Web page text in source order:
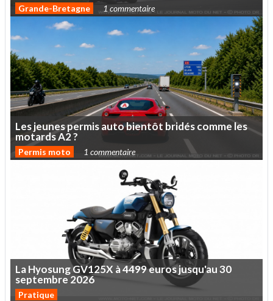
Grande-Bretagne 1 commentaire
Lesjeunespermisautobientôt bridéscommeles
motardsA2?
Permis moto 1 commentaire
LaHyosungGV125X à4499eurosjusqu'au30
septembre 2026
Pratique